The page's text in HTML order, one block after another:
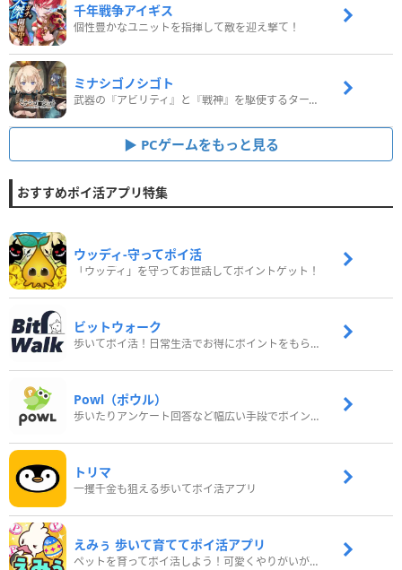
千年戦争アイギス
個性豊かなユニットを指揮して敵を迎え撃て！
ミナシゴノシゴト
武器の『アビリティ』と『戦神』を駆使するターン制コマンドバトルRPG！
PCゲームをもっと見る
おすすめポイ活アプリ特集
ウッディ‐守ってポイ活
「ウッディ」を守ってお世話してポイントゲット！
ビットウォーク
歩いてポイ活！日常生活でお得にポイントをもらおう
Powl（ポウル）
歩いたりアンケート回答など幅広い手段でポイントをゲット
トリマ
一攫千金も狙える歩いてポイ活アプリ
えみぅ 歩いて育ててポイ活アプリ
ペットを育ってポイ活しよう！可愛くやりがいがある新感覚アプリ